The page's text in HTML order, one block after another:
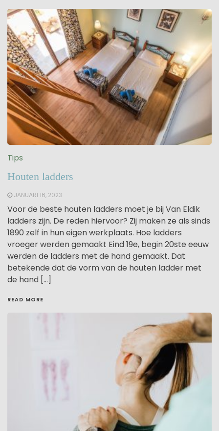
Tips
Houten ladders
JANUARI 16, 2023
Voor de beste houten ladders moet je bij Van Eldik
ladders zijn. De reden hiervoor? Zij maken ze als sinds
1890 zelf in hun eigen werkplaats. Hoe ladders
vroeger werden gemaakt Eind 19e, begin 20ste eeuw
werden de ladders met de hand gemaakt. Dat
betekende dat de vorm van de houten ladder met
de hand […]
READ MORE